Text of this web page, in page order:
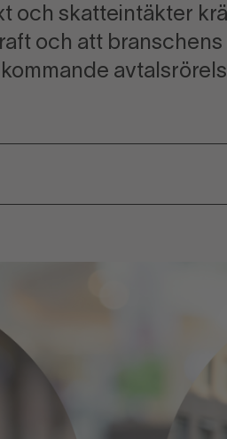
och skatteintäkter
och att
kommande